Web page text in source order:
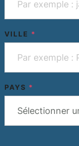
VILLE *
PAYS *
Sélectionner